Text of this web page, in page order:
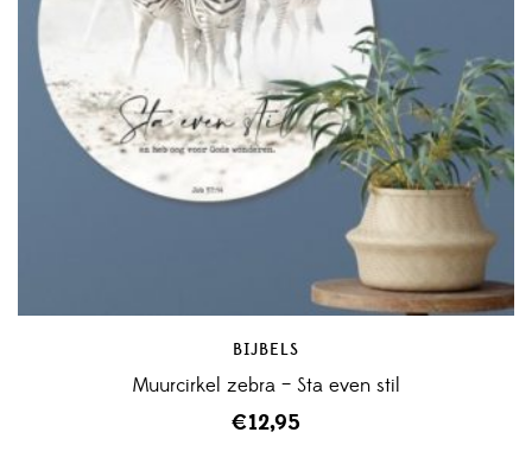
BIJBELS
Muurcirkel zebra – Sta even stil
€12,95